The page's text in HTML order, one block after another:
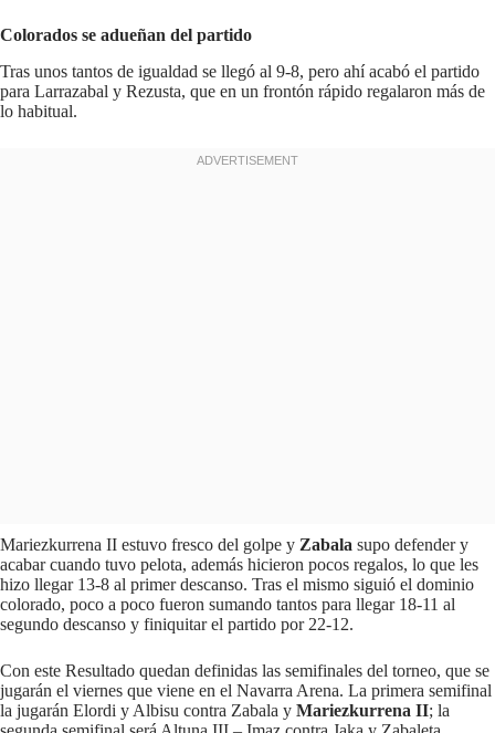
Colorados se adueñan del partido
Tras unos tantos de igualdad se llegó al 9-8, pero ahí acabó el partido
para Larrazabal y Rezusta, que en un frontón rápido regalaron más de
lo habitual.
Mariezkurrena II estuvo fresco del golpe y Zabala supo defender y
acabar cuando tuvo pelota, además hicieron pocos regalos, lo que les
hizo llegar 13-8 al primer descanso. Tras el mismo siguió el dominio
colorado, poco a poco fueron sumando tantos para llegar 18-11 al
segundo descanso y finiquitar el partido por 22-12.
Con este Resultado quedan definidas las semifinales del torneo, que se
jugarán el viernes que viene en el Navarra Arena. La primera semifinal
la jugarán Elordi y Albisu contra Zabala y Mariezkurrena II; la